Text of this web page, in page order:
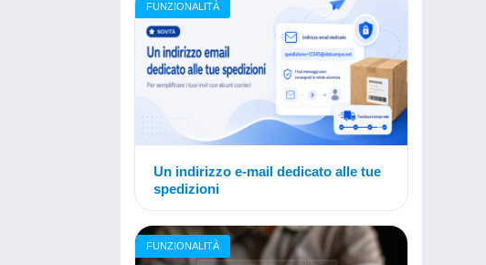
FUNZIONALITÀ
Un indirizzo e-mail dedicato alle tue
spedizioni
FUNZIONALITÀ